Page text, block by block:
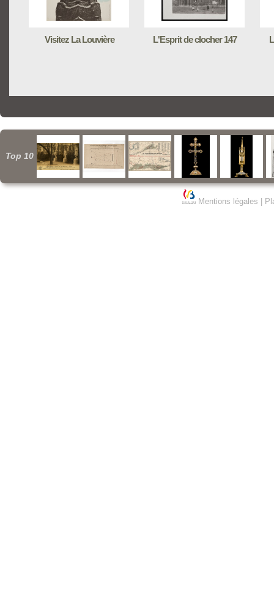
Visitez La Louvière L'Esprit de clocher 147
Top 10
Mentions légales